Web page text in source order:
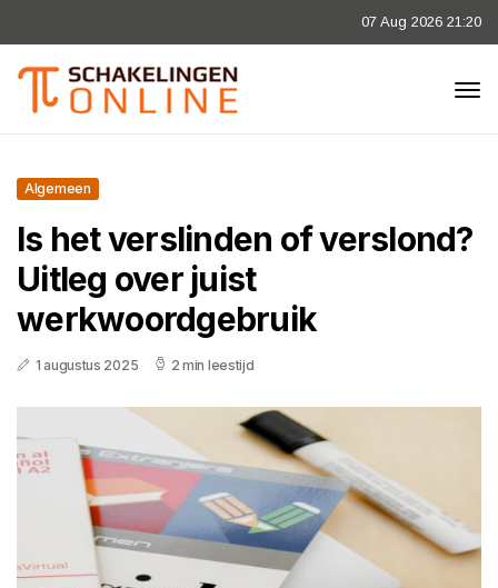
07 Aug 2026 21:20
Algemeen
Is het verslinden of verslond?
Uitleg over juist
werkwoordgebruik
1 augustus 2025 2 min leestijd